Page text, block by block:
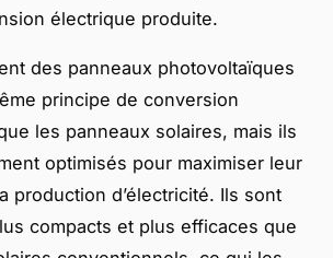
électrique produite.
des panneaux photovoltaïques
principe de conversion
les panneaux solaires, mais ils
optimisés pour maximiser leur
production d’électricité. Ils sont
compacts et plus efficaces que